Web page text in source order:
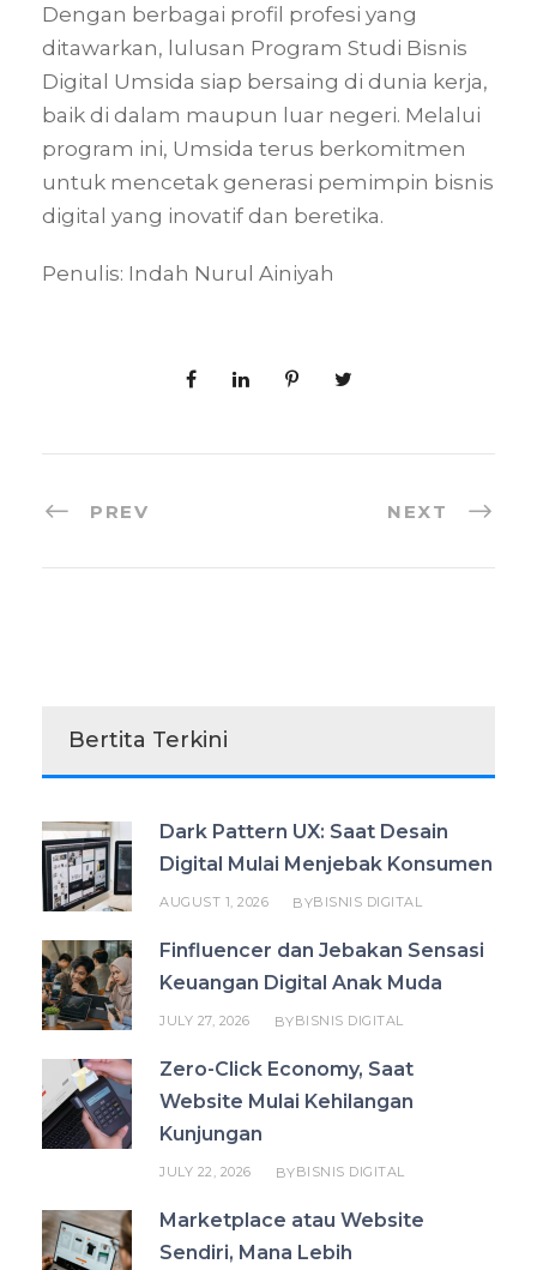
Dengan berbagai profil profesi yang
ditawarkan, lulusan Program Studi Bisnis
Digital Umsida siap bersaing di dunia kerja,
baik di dalam maupun luar negeri. Melalui
program ini, Umsida terus berkomitmen
untuk mencetak generasi pemimpin bisnis
digital yang inovatif dan beretika.
Penulis: Indah Nurul Ainiyah
PREV NEXT
Bertita Terkini
Dark Pattern UX: Saat Desain
Digital Mulai Menjebak Konsumen
AUGUST 1, 2026 BYBISNIS DIGITAL
Finfluencer dan Jebakan Sensasi
Keuangan Digital Anak Muda
JULY 27, 2026 BYBISNIS DIGITAL
Zero-Click Economy, Saat
Website Mulai Kehilangan
Kunjungan
JULY 22, 2026 BYBISNIS DIGITAL
Marketplace atau Website
Sendiri, Mana Lebih